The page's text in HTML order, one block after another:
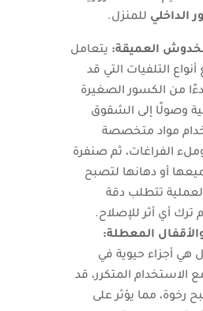
الداخلي للمنزل.
العميقة: يتعامل
التلفيات التي قد
من الكسور الصغيرة
وصولًا إلى الشقوق
مواد متخصصة
الفراغات، ثم صنفرة
أو دهانها لتصبح
تتطلب دقة
أي أثر للإصلاح.
المعطلة:
هي أجزاء حيوية في
الاستخدام المتكرر، قد
رخوة، مما يؤثر على